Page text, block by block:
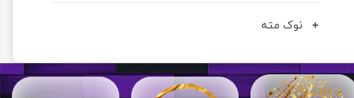
نوک مته